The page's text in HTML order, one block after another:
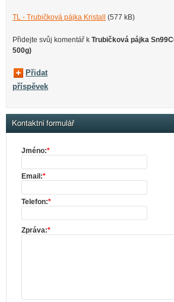
TL - Trubičková pájka Kristall (577 kB)
Přidejte svůj komentář k Trubičková pájka
500g)
Přidat
příspěvek
Kontaktní formulář
Jméno:*
Email:*
Telefon:*
Zpráva:*